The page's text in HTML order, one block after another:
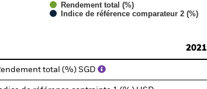
Rendement total (%)
Indice de référence comparateur 2 (%)
2021
total (%) SGD